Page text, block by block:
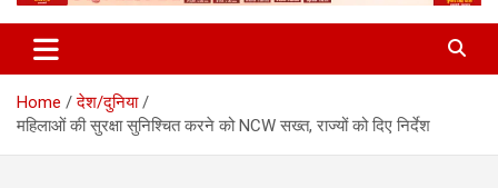
Home
देश/दुनिया
महिलाओं की सुरक्षा सुनिश्चित करने को NCW सख्त, राज्यों को दिए निर्देश